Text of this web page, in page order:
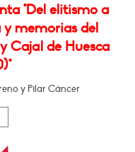
"Del elitismo a
memorias del
Cajal de Huesca
y Pilar Cáncer